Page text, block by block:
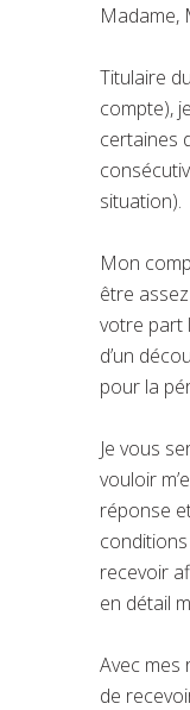
Madame,
Titulaire
compte),
certaines
situation).
Mon
être
votre part
d’un
pour la
Je vous
vouloir
réponse
recevoir
en détail
Avec mes
de